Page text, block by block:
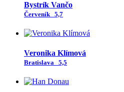
Bystrík Vančo
Červeník 5,7
Veronika Klímová
Bratislava 5,5